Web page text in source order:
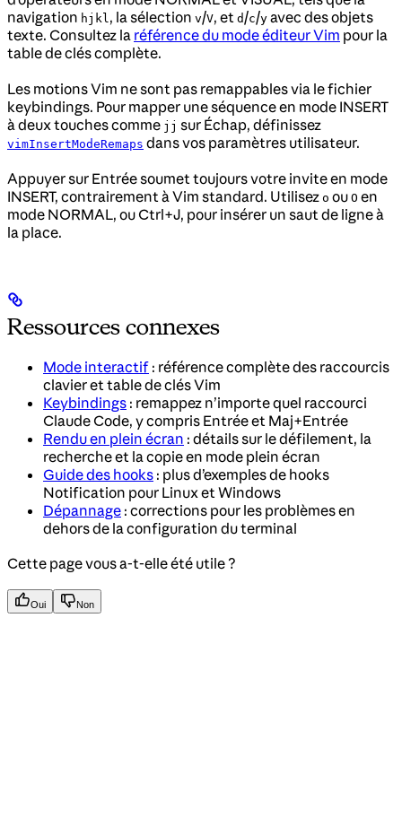
navigation hjkl, la sélection v/V, et d/c/y avec des objets
texte. Consultez la référence du mode éditeur Vim pour la
table de clés complète.
Les motions Vim ne sont pas remappables via le fichier
keybindings. Pour mapper une séquence en mode INSERT
à deux touches comme jj sur Échap, définissez
vimInsertModeRemaps dans vos paramètres utilisateur.
Appuyer sur Entrée soumet toujours votre invite en mode
INSERT, contrairement à Vim standard. Utilisez o ou O en
mode NORMAL, ou Ctrl+J, pour insérer un saut de ligne à
la place.
Ressources connexes
Mode interactif : référence complète des raccourcis
clavier et table de clés Vim
Keybindings : remappez n’importe quel raccourci
Claude Code, y compris Entrée et Maj+Entrée
Rendu en plein écran : détails sur le défilement, la
recherche et la copie en mode plein écran
Guide des hooks : plus d’exemples de hooks
Notification pour Linux et Windows
Dépannage : corrections pour les problèmes en
dehors de la configuration du terminal
Cette page vous a-t-elle été utile ?
Oui Non